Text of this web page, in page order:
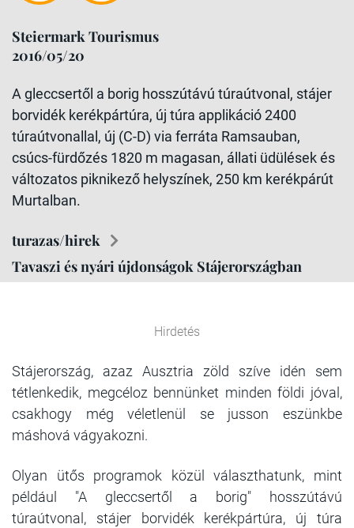
Steiermark Tourismus
2016/05/20
A gleccsertől a borig hosszútávú túraútvonal, stájer
borvidék kerékpártúra, új túra applikáció 2400
túraútvonallal, új (C-D) via ferráta Ramsauban,
csúcs-fürdőzés 1820 m magasan, állati üdülések és
változatos piknikező helyszínek, 250 km kerékpárút
Murtalban.
turazas/hirek
Tavaszi és nyári újdonságok Stájerországban
Hirdetés
Stájerország, azaz Ausztria zöld szíve idén sem
tétlenkedik, megcéloz bennünket minden földi jóval,
csakhogy még véletlenül se jusson eszünkbe
máshová vágyakozni.
Olyan ütős programok közül választhatunk, mint
például "A gleccsertől a borig" hosszútávú
túraútvonal, stájer borvidék kerékpártúra, új túra